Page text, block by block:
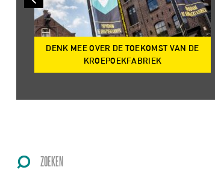
DENK MEE OVER DE TOEKOMST VAN DE
KROEPOEKFABRIEK